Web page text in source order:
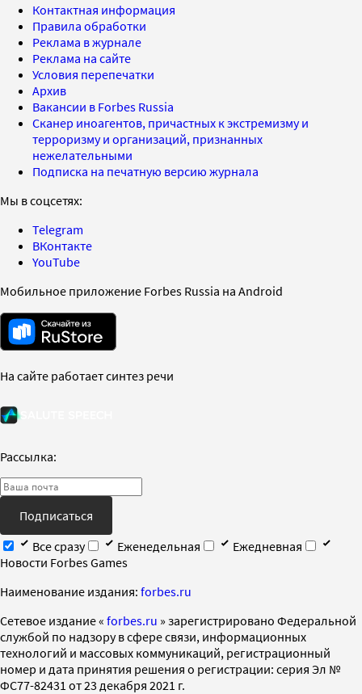
Контактная информация
Правила обработки
Реклама в журнале
Реклама на сайте
Условия перепечатки
Архив
Вакансии в Forbes Russia
Сканер иноагентов, причастных к экстремизму и
терроризму и организаций, признанных
нежелательными
Подписка на печатную версию журнала
Мы в соцсетях:
Telegram
ВКонтакте
YouTube
Мобильное приложение Forbes Russia на Android
На сайте работает синтез речи
Рассылка:
Подписаться
Все сразу
Еженедельная
Ежедневная
Новости Forbes Games
Наименование издания: forbes.ru
Cетевое издание « forbes.ru » зарегистрировано Федеральной
службой по надзору в сфере связи, информационных
технологий и массовых коммуникаций, регистрационный
номер и дата принятия решения о регистрации: серия Эл №
ФС77-82431 от 23 декабря 2021 г.